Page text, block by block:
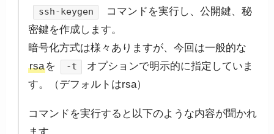
ssh-keygen
コマンドを実行し、公開鍵、秘
密鍵を作成します。
暗号化方式は様々ありますが、今回は一般的な
rsaを -t
オプションで明示的に指定していま
す。（デフォルトはrsa）
コマンドを実行すると以下のような内容が聞かれ
ます。